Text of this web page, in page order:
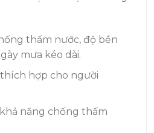
thấm nước, độ bền
mưa kéo dài.
hợp cho người
năng chống thấm